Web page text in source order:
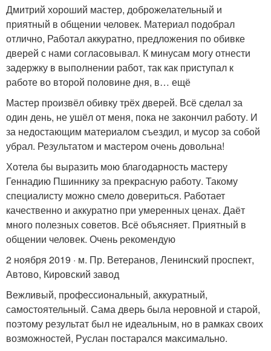
Дмитрий хороший мастер, доброжелательный и
приятный в общении человек. Материал подобрал
отлично, Работал аккуратно, предложения по обивке
дверей с нами согласовывал. К минусам могу отнести
задержку в выполнении работ, так как приступал к
работе во второй половине дня, в… ещё
Мастер произвёл обивку трёх дверей. Всё сделал за
один день, не ушёл от меня, пока не закончил работу. И
за недостающим материалом съездил, и мусор за собой
убрал. Результатом и мастером очень довольна!
Хотела бы выразить мою благодарность мастеру
Геннадию Пшиннику за прекрасную работу. Такому
специалисту можно смело довериться. Работает
качественно и аккуратно при умеренных ценах. Даёт
много полезных советов. Всё объясняет. Приятный в
общении человек. Очень рекомендую
2 ноября 2019 · м. Пр. Ветеранов, Ленинский проспект,
Автово, Кировский завод
Вежливый, профессиональный, аккуратный,
самостоятельный. Сама дверь была неровной и старой,
поэтому результат был не идеальным, но в рамках своих
возможностей, Руслан постарался максимально.